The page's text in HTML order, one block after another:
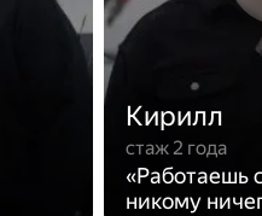
Кирилл
стаж 2 года
«Работаешь
никому